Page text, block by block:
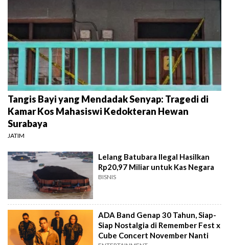
Tangis Bayi yang Mendadak Senyap: Tragedi di
Kamar Kos Mahasiswi Kedokteran Hewan
Surabaya
JATIM
Lelang Batubara Ilegal Hasilkan
Rp20,97 Miliar untuk Kas Negara
BISNIS
ADA Band Genap 30 Tahun, Siap-
Siap Nostalgia di Remember Fest x
Cube Concert November Nanti